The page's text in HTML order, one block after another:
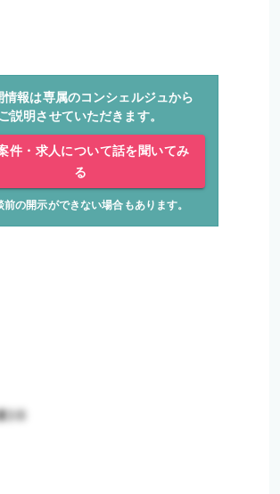
情報は専属のコンシェルジュから
ご説明させていただきます。
件・求人について話を聞いてみ
る
の開示ができない場合もあります。